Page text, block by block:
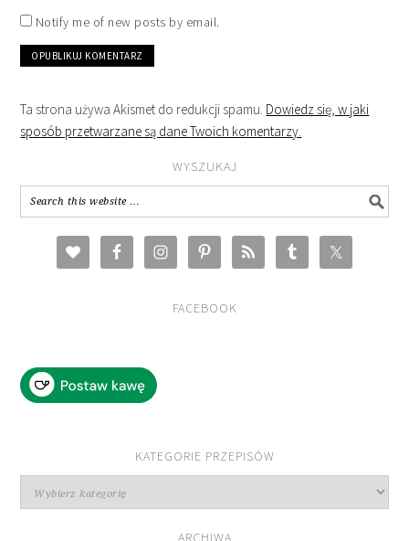
Notify me of new posts by email.
Ta strona używa Akismet do redukcji spamu. Dowiedz się, w jaki
sposób przetwarzane są dane Twoich komentarzy.
WYSZUKAJ
FACEBOOK
KATEGORIE PRZEPISÓW
przepisów
ARCHIWA